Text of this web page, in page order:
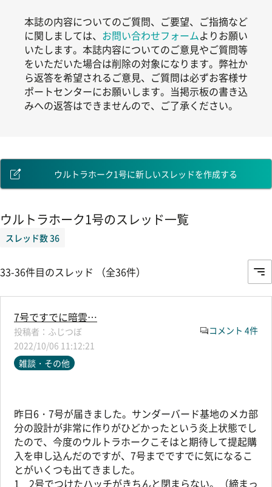
本誌の内容についてのご質問、ご要望、ご指摘など
に関しましては、 お問い合わせフォームよりお願い
いたします。本誌内容についてのご意見やご質問等
をいただいた場合は削除の対象になります。弊社か
ら返答を希望されるご意見、ご質問は必ずお客様サ
ポートセンターにお願いします。当掲示板の書き込
みへの返答はできませんので、ご了承ください。
ウルトラホーク1号に新しいスレッドを作成する
ウルトラホーク1号のスレッド一覧
スレッド数 36
33-36件目のスレッド （全36件）
7号ですでに暗雲…
ふじつぼ
2022/10/06 11:12:21
コメント 4件
雑談・その他
昨日6・7号が届きました。サンダーバード基地のメカ部
分の設計が非常に作りがひどかったという炎上状態でし
たので、今度のウルトラホークこそはと期待して提起購
入を申し込んだのですが、7号までですでに気になるこ
とがいくつも出てきました。
1 2号でつけたハッチがきちんと閉まらない。（締まっ